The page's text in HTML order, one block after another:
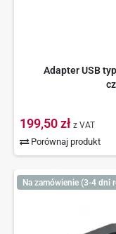
Adapter USB
199,50 zł z VAT
Porównaj produkt
Na zamówienie (3-4 dni